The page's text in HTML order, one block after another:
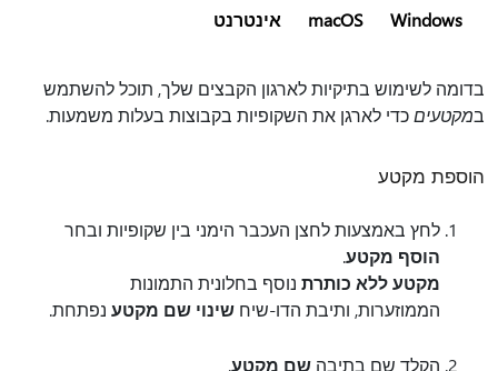
Windows
macOS אינטרנט
בדומה לשימוש בתיקיות לארגון הקבצים שלך, תוכל להשתמש
במקטעיםכדי לארגן את השקופיות בקבוצות בעלות משמעות.
הוספת מקטע
לחץ באמצעות לחצן העכבר הימני בין שקופיות ובחר
הוסף מקטע.
מקטע ללא כותרת נוסף בחלונית התמונות
הממוזערות, ותיבת הדו-שיח שינוי שם מקטע נפתחת.
הקלד שם בתיבה שם מקטע.